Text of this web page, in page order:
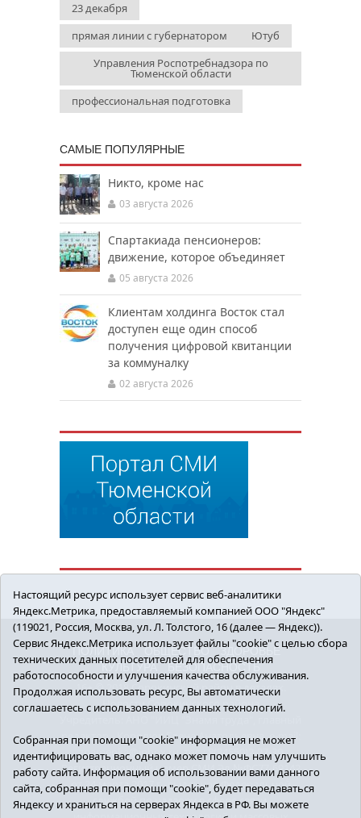
23 декабря
прямая линии с губернатором
Ютуб
Управления Роспотребнадзора по
Тюменской области
профессиональная подготовка
САМЫЕ ПОПУЛЯРНЫЕ
Никто, кроме нас
03 августа 2026
Спартакиада пенсионеров:
движение, которое объединяет
05 августа 2026
Клиентам холдинга Восток стал
доступен еще один способ
получения цифровой квитанции
за коммуналку
02 августа 2026
ПОЛИТИКА ОБЩЕСТВО
ЗДОРОВЬЕ
КУЛЬТУРА
БЕЗОПАСНОСТЬ
16+ © 2018 Сорокинский район в деталях.
Новости Сорокинского района
редактор - Королюк Елена Анатольевна, e-mail:
znamenka@inbox.ru, тел.: 8(34550)2-27-30
Регистрационный номер СМИ Эл №ФС77-69142
от 24 марта 2017 г., выданное Федеральной
службой по надзору в сфере связи,
Настоящий ресурс использует сервис веб-аналитики
Яндекс.Метрика, предоставляемый компанией ООО "Яндекс"
(119021, Россия, Москва, ул. Л. Толстого, 16 (далее — Яндекс)).
Сервис Яндекс.Метрика использует файлы "cookie" с целью сбора
технических данных посетителей для обеспечения
работоспособности и улучшения качества обслуживания.
Продолжая использовать ресурс, Вы автоматически
соглашаетесь с использованием данных технологий.
Собранная при помощи "cookie" информация не может
идентифицировать вас, однако может помочь нам улучшить
работу сайта. Информация об использовании вами данного
сайта, собранная при помощи "cookie", будет передаваться
Яндексу и храниться на серверах Яндекса в РФ. Вы можете